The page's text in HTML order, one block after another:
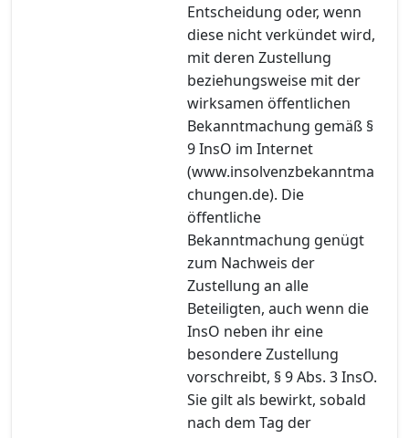
Entscheidung oder, wenn
diese nicht verkündet wird,
mit deren Zustellung
beziehungsweise mit der
wirksamen öffentlichen
Bekanntmachung gemäß §
9 InsO im Internet
(www.insolvenzbekanntma
chungen.de). Die
öffentliche
Bekanntmachung genügt
zum Nachweis der
Zustellung an alle
Beteiligten, auch wenn die
InsO neben ihr eine
besondere Zustellung
vorschreibt, § 9 Abs. 3 InsO.
Sie gilt als bewirkt, sobald
nach dem Tag der